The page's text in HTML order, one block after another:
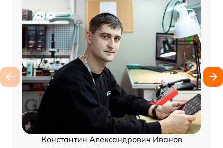
Константин Александрович Иванов